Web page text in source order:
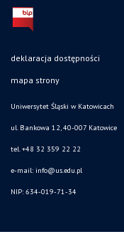
deklaracja dostępności
mapa strony
Uniwersytet Śląski w Katowicach
ul. Bankowa 12, 40-007 Katowice
tel. +48 32 359 22 22
e-mail: info@us.edu.pl
NIP: 634-019-71-34